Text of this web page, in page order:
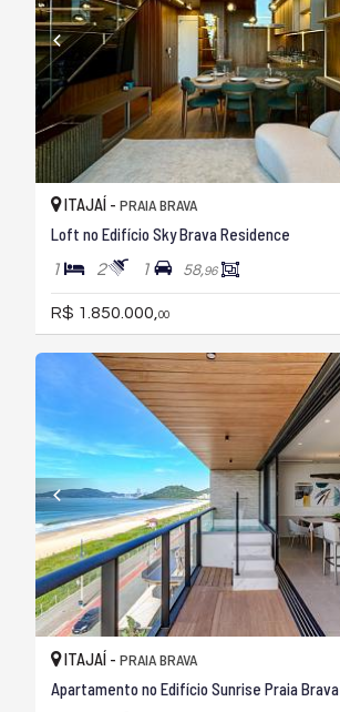
ITAJAÍ - PRAIA BRAVA
Loft no Edifício Sky Brava Residence
1 2 1 58,96
R$ 1.850.000,00
ITAJAÍ - PRAIA BRAVA
Apartamento no Edifício Sunrise Praia Brava